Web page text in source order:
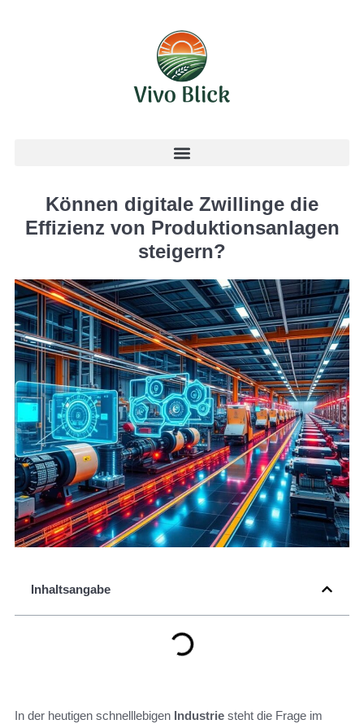
Können digitale Zwillinge die
Effizienz von Produktionsanlagen
steigern?
Inhaltsangabe
In der heutigen schnelllebigen Industrie steht die Frage im